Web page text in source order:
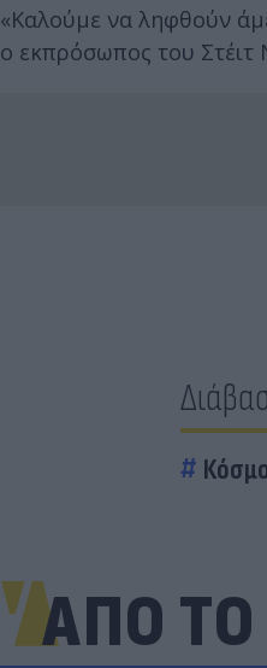
«Καλούμε να ληφθούν
ο εκπρόσωπος του Στέιτ
ΑΠΟ ΤΟ